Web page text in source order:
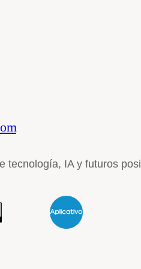
tecnología, IA y futuros